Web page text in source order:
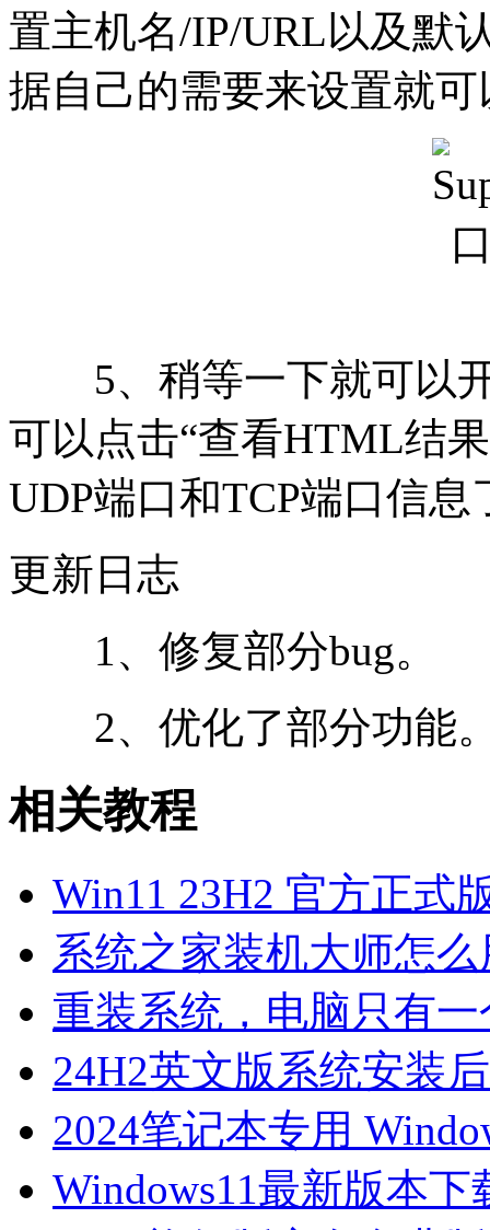
置主机名/IP/URL以及默
据自己的需要来设置就可
5、稍等一下就可以开
可以点击“查看HTML结
UDP端口和TCP端口信息
更新日志
1、修复部分bug。
2、优化了部分功能
相关教程
Win11 23H2 官方正式
系统之家装机大师怎
重装系统，电脑只有
24H2英文版系统安装
2024笔记本专用
Windows11最新版本下